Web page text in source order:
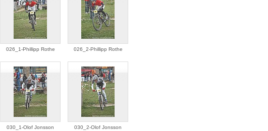
026_1-Phillipp Rothe 026_2-Phillipp Rothe
030_1-Olof Jonsson 030_2-Olof Jonsson